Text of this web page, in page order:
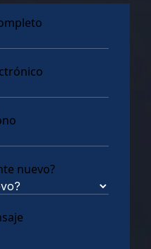
nuevo?